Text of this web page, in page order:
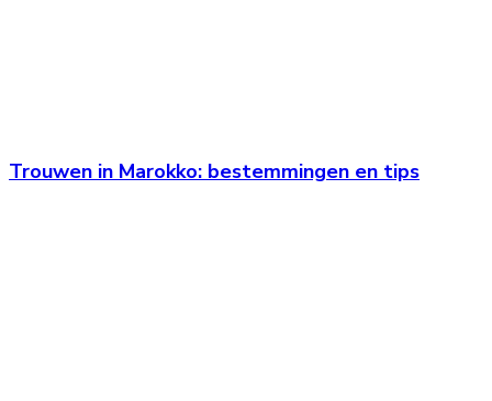
Trouwen in Marokko: bestemmingen en tips